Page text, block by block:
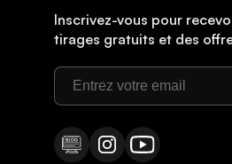
Inscrivez-vous pour
tirages gratuits et des